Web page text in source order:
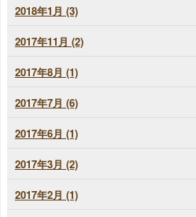
2018年1月 (3)
2017年11月 (2)
2017年8月 (1)
2017年7月 (6)
2017年6月 (1)
2017年3月 (2)
2017年2月 (1)